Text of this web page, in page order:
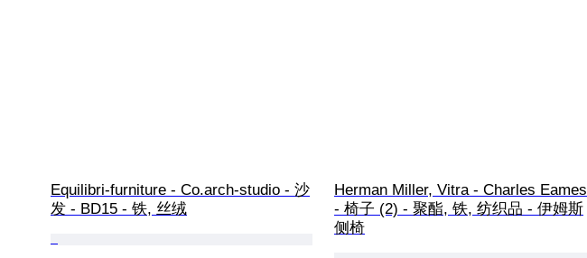
Equilibri-furniture - Co.arch-studio - 沙
发 - BD15 - 铁, 丝绒
Herman Miller, Vitra - Charles Eames
- 椅子 (2) - 聚酯, 铁, 纺织品 - 伊姆斯
侧椅